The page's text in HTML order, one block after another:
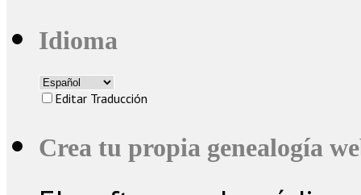
Idioma
Editar Traducción
Crea tu propia genealogía